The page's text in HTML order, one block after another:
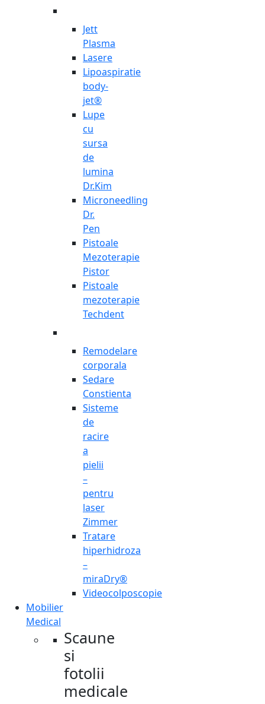
Jett
Plasma
Lasere
Lipoaspiratie
body-
jet®
Lupe
cu
sursa
de
lumina
Dr.Kim
Microneedling
Dr.
Pen
Pistoale
Mezoterapie
Pistor
Pistoale
mezoterapie
Techdent
Remodelare
corporala
Sedare
Constienta
Sisteme
de
racire
a
pielii
–
pentru
laser
Zimmer
Tratare
hiperhidroza
–
miraDry®
Videocolposcopie
Mobilier
Medical
Scaune
si
fotolii
medicale